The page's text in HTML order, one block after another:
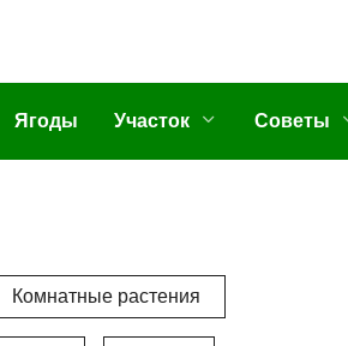
Ягоды Участок Советы
Комнатные растения